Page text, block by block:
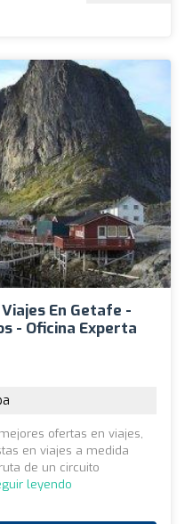
Viajes En Getafe -
- Oficina Experta
ofertas en viajes,
en viajes a medida
de un circuito
leyendo